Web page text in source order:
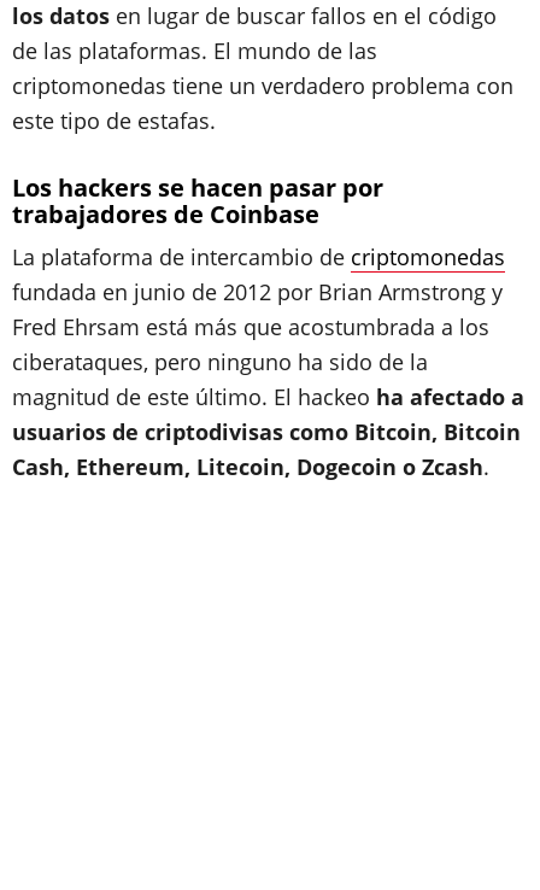
los datos en lugar de buscar fallos en el código
de las plataformas. El mundo de las
criptomonedas tiene un verdadero problema con
este tipo de estafas.
Los hackers se hacen pasar por
trabajadores de Coinbase
La plataforma de intercambio de criptomonedas
fundada en junio de 2012 por Brian Armstrong y
Fred Ehrsam está más que acostumbrada a los
ciberataques, pero ninguno ha sido de la
magnitud de este último. El hackeo ha afectado a
usuarios de criptodivisas como Bitcoin, Bitcoin
Cash, Ethereum, Litecoin, Dogecoin o Zcash.